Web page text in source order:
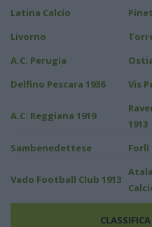
Latina Calcio
Livorno
A.C. Perugia
Delfino Pescara 1936 Vis
A.C. Reggiana 1919
1913
Sambenedettese Forlì
Vado Football Club 1913